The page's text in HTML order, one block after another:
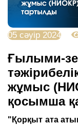
05 сәуір 2024
Ғылыми-
жұмыс
қосымша
"Қорқыт ата